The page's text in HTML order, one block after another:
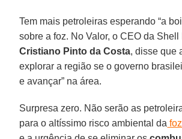
Tem mais petroleiras esperando “a
sobre a foz. No Valor, o CEO da Shell
Cristiano Pinto da Costa, disse que
explorar a região se o governo
e avançar” na área.
Surpresa zero. Não serão as
para o altíssimo risco ambiental da